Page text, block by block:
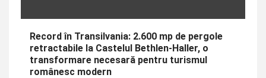
Record în Transilvania: 2.600 mp de pergole
retractabile la Castelul Bethlen-Haller, o
transformare necesară pentru turismul
românesc modern